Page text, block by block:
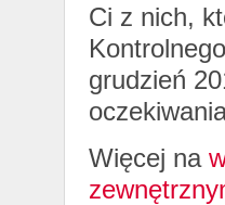
Ci z nich,
grudzień
Więcej na